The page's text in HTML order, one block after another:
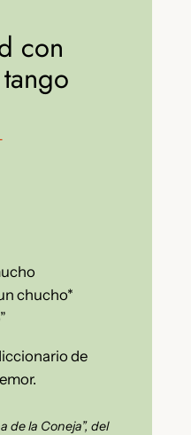
con
chucho*
de
de la Coneja”, del